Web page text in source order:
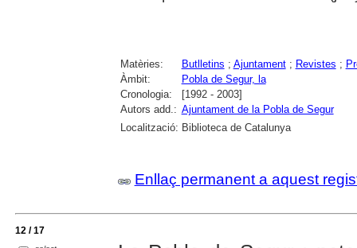
Matèries: Butlletins ; Ajuntament; Revistes ;
Àmbit:
Pobla de Segur, la
Cronologia:
[1992 - 2003]
Autors add.: Ajuntament de la Pobla de Segur
Localització: Biblioteca de Catalunya
Enllaç permanent a aquest
12 / 17